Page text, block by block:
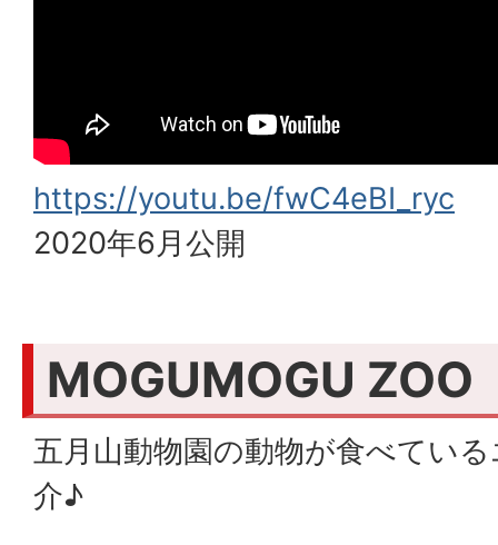
https://youtu.be/fwC4eBI_ryc
2020年6月公開
MOGUMOGU ZOO
五月山動物園の動物が食べてい
介♪